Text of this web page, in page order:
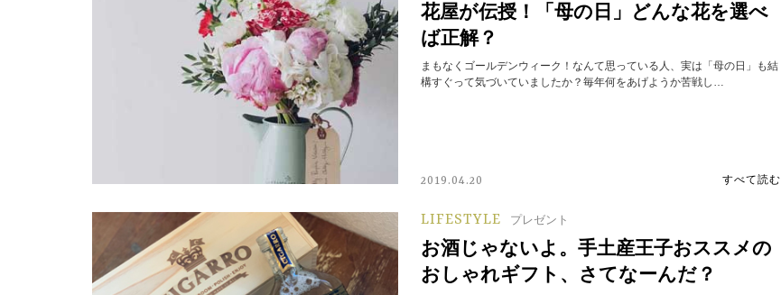
花屋が伝授！「母の日」どんな花を選べ
ば正解？
まもなくゴールデンウィーク！なんて思っている人、実は「母の日」も結
構すぐって気づいていましたか？毎年何をあげようか苦戦し…
2019.04.20 すべて読む
LIFESTYLE プレゼント
お酒じゃないよ。手土産王子おススメの
おしゃれギフト、さてなーんだ？